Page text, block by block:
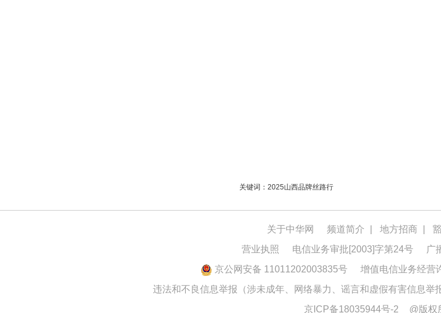
关键词：2025山西品牌丝路行
关于中华网 频道简介 地方招商
营业执照
电信业务审批[2003]字第24号
广
京公网安备 11011202003835号
增值电信业务经营
违法和不良信息举报（涉未成年、网络暴力、谣言和虚假有害信息举
京ICP备18035944号-2
@版权